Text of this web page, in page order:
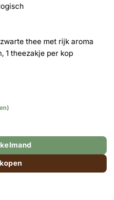
thee met rijk aroma
1 theezakje per kop
Breakfast BIO nr. 302 - 20